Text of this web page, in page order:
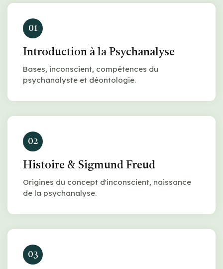
01
Introduction à la Psychanalyse
Bases, inconscient, compétences du
psychanalyste et déontologie.
02
Histoire & Sigmund Freud
Origines du concept d'inconscient, naissance
de la psychanalyse.
03